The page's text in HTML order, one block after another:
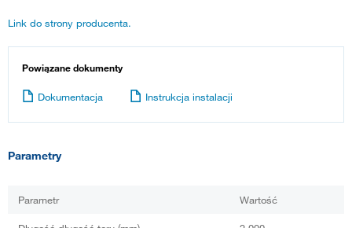
Link do strony producenta.
Powiązane dokumenty
Dokumentacja Instrukcja instalacji
Parametry
Parametr Wartość